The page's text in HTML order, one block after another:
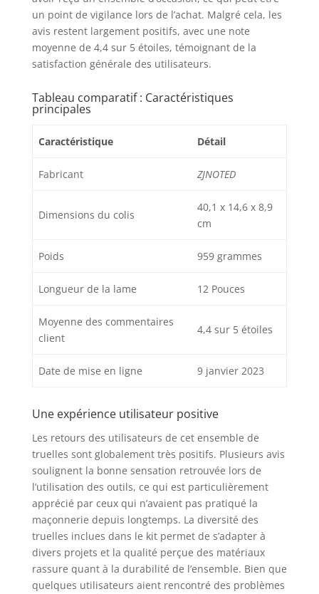
un point de vigilance lors de l’achat. Malgré cela, les
avis restent largement positifs, avec une note
moyenne de 4,4 sur 5 étoiles, témoignant de la
satisfaction générale des utilisateurs.
Tableau comparatif : Caractéristiques
principales
Caractéristique Détail
Fabricant ZJNOTED
Dimensions du colis
40,1 x 14,6 x 8,9
cm
Poids 959 grammes
Longueur de la lame 12 Pouces
Moyenne des commentaires
client
4,4 sur 5 étoiles
Date de mise en ligne 9 janvier 2023
Une expérience utilisateur positive
Les retours des utilisateurs de cet ensemble de
truelles sont globalement très positifs. Plusieurs avis
soulignent la bonne sensation retrouvée lors de
l’utilisation des outils, ce qui est particulièrement
apprécié par ceux qui n’avaient pas pratiqué la
maçonnerie depuis longtemps. La diversité des
truelles inclues dans le kit permet de s’adapter à
divers projets et la qualité perçue des matériaux
rassure quant à la durabilité de l’ensemble. Bien que
quelques utilisateurs aient rencontré des problèmes